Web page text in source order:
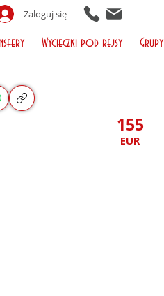
Zaloguj się
Wycieczki pod rejsy Grupy
155
EUR